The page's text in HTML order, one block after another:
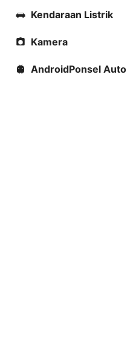
Kendaraan Listrik
Kamera
AndroidPonsel Auto